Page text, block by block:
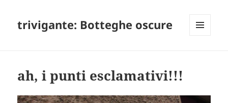
trivigante: Botteghe oscure
ah, i punti esclamativi!!!